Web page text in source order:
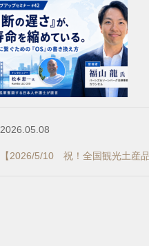
2026.05.08
【2026/5/10 祝！全国観光土産